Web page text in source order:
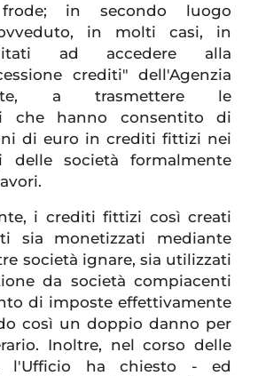
in secondo luogo
in molti casi, in
ad accedere alla
crediti" dell'Agenzia
a trasmettere le
che hanno consentito di
di euro in crediti fittizi nei
delle società formalmente
i crediti fittizi così creati
sia monetizzati mediante
società ignare, sia utilizzati
da società compiacenti
di imposte effettivamente
così un doppio danno per
Inoltre, nel corso delle
l'Ufficio ha chiesto - ed